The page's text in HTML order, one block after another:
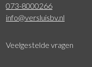
073-8000266
info@versluisbv.nl
Veelgestelde vragen